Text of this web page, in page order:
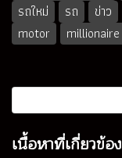
รถใหม่
รถ ข่าว
motor
millionaire
เนื้อหาที่เกี่ยวข้อง